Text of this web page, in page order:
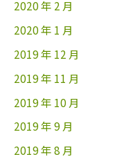
2020 年 2 月
2020 年 1 月
2019 年 12 月
2019 年 11 月
2019 年 10 月
2019 年 9 月
2019 年 8 月